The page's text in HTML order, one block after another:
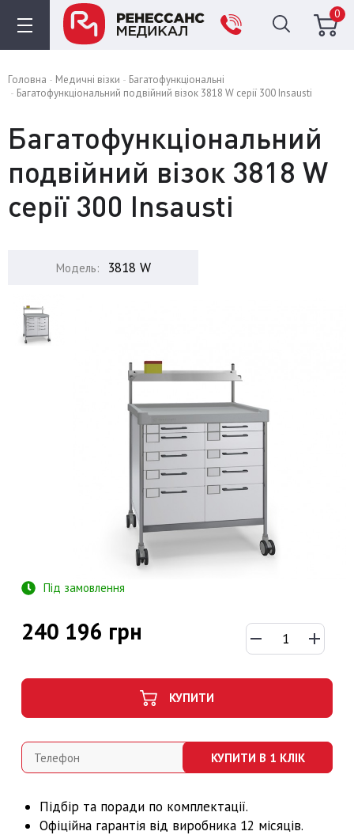
0
Головна Медичні візки
Багатофункціональні
Багатофункціональний подвійний візок 3818 W серії 300 Insausti
Багатофункціональний
подвійний візок 3818 W
серії 300 Insausti
Модель: 3818 W
Під замовлення
240 196 грн
КУПИТИ
КУПИТИ В 1 КЛІК
Підбір та поради по комплектації.
Офіційна гарантія від виробника 12 місяців.